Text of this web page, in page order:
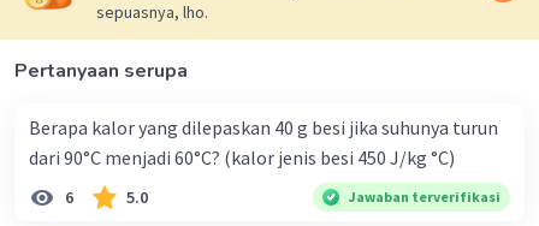
sepuasnya, lho.
Pertanyaan serupa
Berapa kalor yang dilepaskan 40 g besi jika suhunya turun
dari 90°C menjadi 60°C? (kalor jenis besi 450 J/kg °C)
6 5.0 Jawaban terverifikasi